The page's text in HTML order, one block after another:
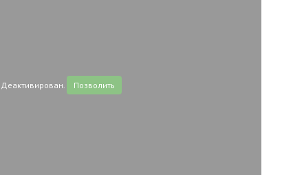
Позволить